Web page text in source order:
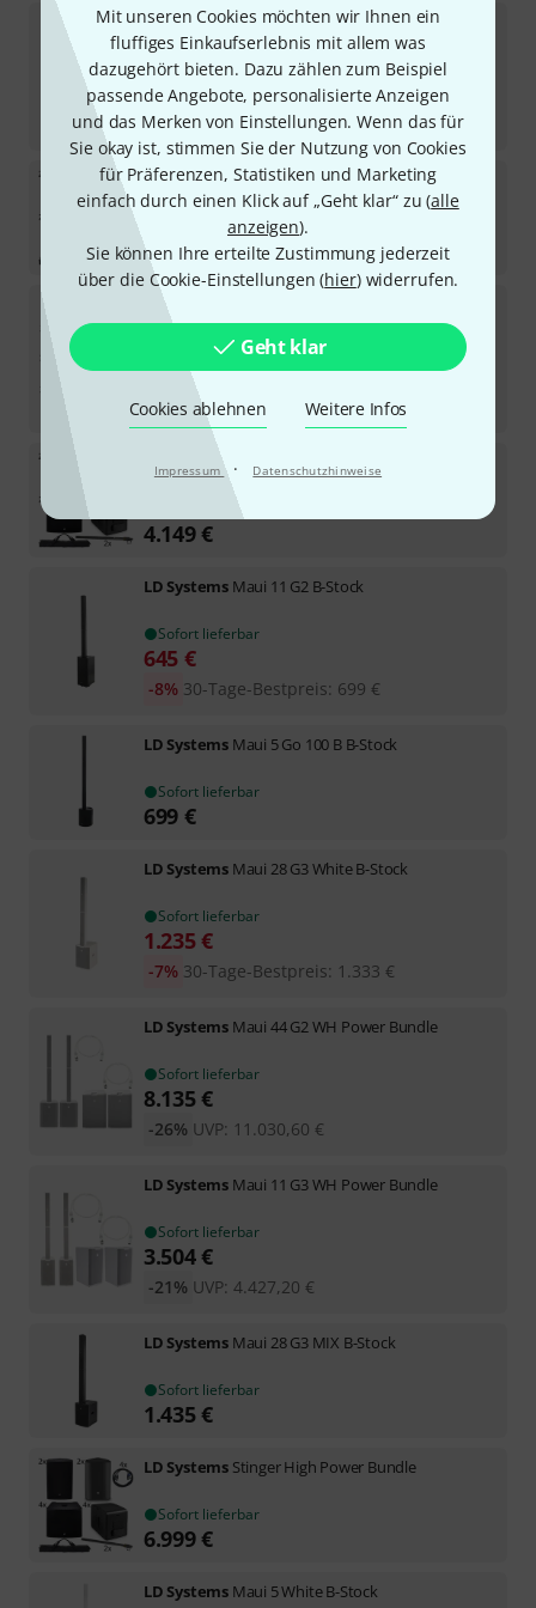
Mit unseren Cookies möchten wir Ihnen ein
fluffiges Einkaufserlebnis mit allem was
dazugehört bieten. Dazu zählen zum Beispiel
passende Angebote, personalisierte Anzeigen
und das Merken von Einstellungen. Wenn das für
Sie okay ist, stimmen Sie der Nutzung von Cookies
für Präferenzen, Statistiken und Marketing
einfach durch einen Klick auf „Geht klar“ zu (alle
anzeigen).
Sie können Ihre erteilte Zustimmung jederzeit
über die Cookie-Einstellungen (hier) widerrufen.
Geht klar
Cookies ablehnen Weitere Infos
Impressum · Datenschutzhinweise
LD SystemsDave 10 G4X Install Bundle
Sofort lieferbar
789 €
UVP:1.020,20 €
-23%
LD Systems Stinger 10/Sub15 Power Bundle
Sofort lieferbar
3.305€
LD Systems
Sofort lieferbar
7.439€
UVP:8.599,72 €
-13%
LD Systems
Sofort lieferbar
4.149€
LD Systems Maui 11 G2 B-Stock
Sofort lieferbar
645 €
30-Tage-Bestpreis: 699 €
-8%
LD Systems Maui 5 Go 100 B B-Stock
Sofort lieferbar
699 €
LD Systems Maui 28 G3 White B-Stock
Sofort lieferbar
1.235€
30-Tage-Bestpreis: 1.333 €
-7%
LD Systems Maui 44 G2 WH Power Bundle
Sofort lieferbar
8.135€
UVP: 11.030,60 €
-26%
LD Systems Maui 11 G3 WH Power Bundle
Sofort lieferbar
3.504€
UVP: 4.427,20 €
-21%
LD Systems Maui 28 G3 MIX B-Stock
Sofort lieferbar
1.435€
LD Systems Stinger High Power Bundle
Sofort lieferbar
6.999€
LD Systems Maui 5 White B-Stock